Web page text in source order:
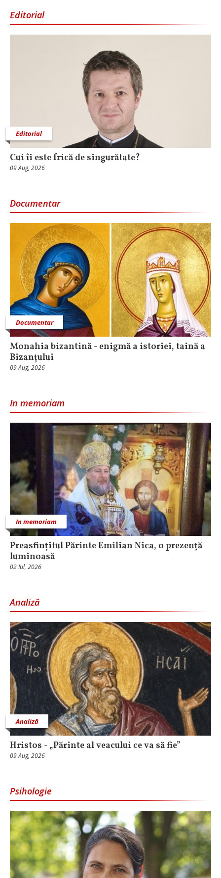
Editorial
Editorial
Cui îi este frică de singurătate?
09 Aug, 2026
Documentar
Documentar
Monahia bizantină - enigmă a istoriei, taină a
Bizanțului
09 Aug, 2026
In memoriam
In memoriam
Preasfințitul Părinte Emilian Nica, o prezență
luminoasă
02 Iul, 2026
Analiză
Analiză
Hristos - „Părinte al veacului ce va să fie”
09 Aug, 2026
Psihologie